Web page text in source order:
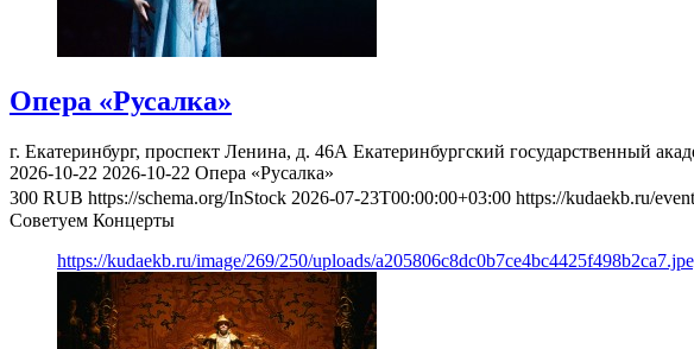
Опера «Русалка»
г. Екатеринбург, проспект Ленина, д. 46А Екатеринбургский государственный
2026-10-22 2026-10-22 Опера «Русалка»
300 RUB https://schema.org/InStock 2026-07-23T00:00:00+03:00 https://kudaekb.ru/
Советуем Концерты
https://kudaekb.ru/image/269/250/uploads/